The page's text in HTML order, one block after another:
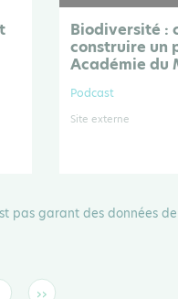
Biodiversité :
construire un
Académie du
Podcast
Site externe
pas garant des données
››